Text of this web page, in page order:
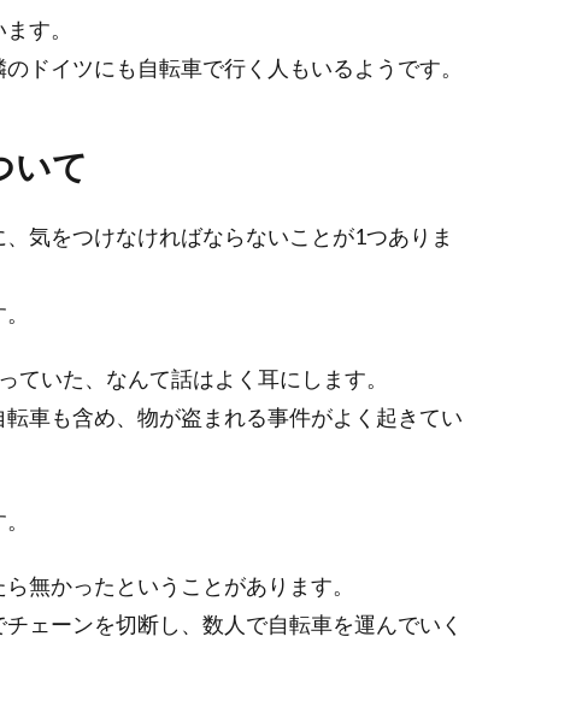
す。
ドイツにも自転車で行く人もいるようです。
いて
気をつけなければならないことが1つありま
いた、なんて話はよく耳にします。
車も含め、物が盗まれる事件がよく起きてい
無かったということがあります。
ェーンを切断し、数人で自転車を運んでいく